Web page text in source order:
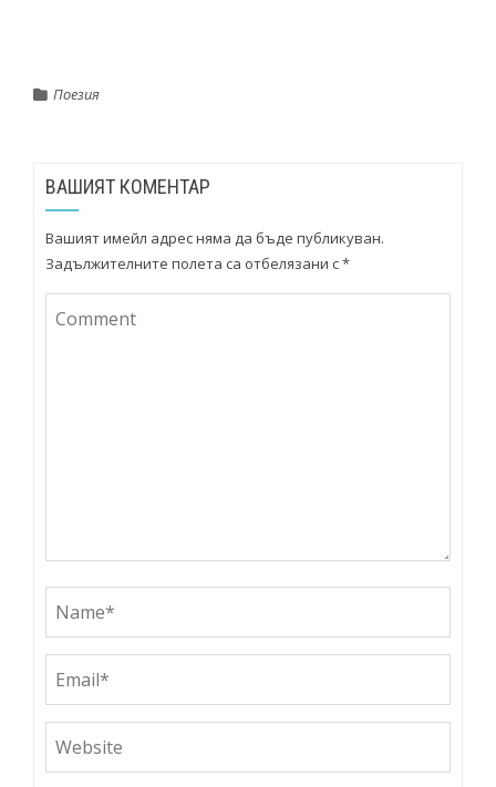
Поезия
ВАШИЯТ КОМЕНТАР
Вашият имейл адрес няма да бъде публикуван.
Задължителните полета са отбелязани с*